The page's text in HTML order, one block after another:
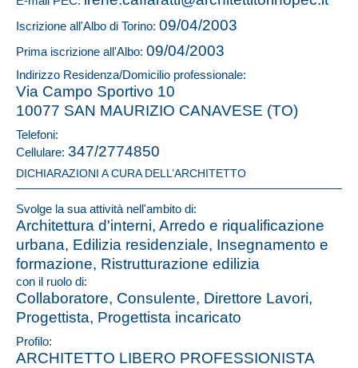
Iscrizione all'Albo di Torino: 09/04/2003
Prima iscrizione all'Albo: 09/04/2003
Indirizzo Residenza/Domicilio professionale:
Via Campo Sportivo 10
10077 SAN MAURIZIO CANAVESE (TO)
Telefoni:
Cellulare: 347/2774850
DICHIARAZIONI A CURA DELL’ARCHITETTO
Svolge la sua attività nell'ambito di:
Architettura d'interni, Arredo e riqualificazione
urbana, Edilizia residenziale, Insegnamento e
formazione, Ristrutturazione edilizia
con il ruolo di:
Collaboratore, Consulente, Direttore Lavori,
Progettista, Progettista incaricato
Profilo:
ARCHITETTO LIBERO PROFESSIONISTA